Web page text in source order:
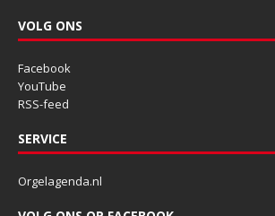
VOLG ONS
Facebook
YouTube
RSS-feed
SERVICE
Orgelagenda.nl